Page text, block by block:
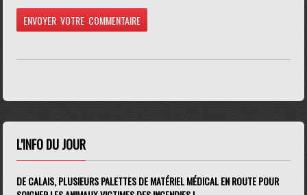
L'INFO DU JOUR
DE CALAIS, PLUSIEURS PALETTES DE MATÉRIEL MÉDICAL EN ROUTE POUR